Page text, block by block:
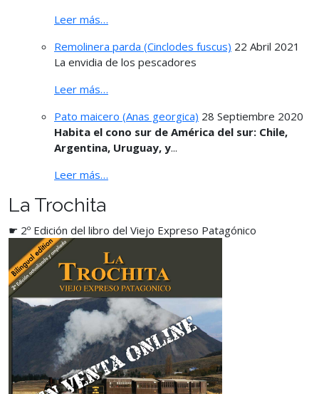
Leer más…
Remolinera parda (Cinclodes fuscus) 22 Abril 2021
La envidia de los pescadores
Leer más…
Pato maicero (Anas georgica) 28 Septiembre 2020
Habita el cono sur de América del sur: Chile,
Argentina, Uruguay, y...
Leer más…
La Trochita
☛ 2º Edición del libro del Viejo Expreso Patagónico